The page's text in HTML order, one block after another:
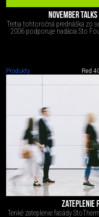
NOVEMBER
Tretia tohtoročná prednáška zo
2006 podporuje nadácia Sto
Produkty Red 4
ZATEPLENIE
Tenké zateplenie fasády